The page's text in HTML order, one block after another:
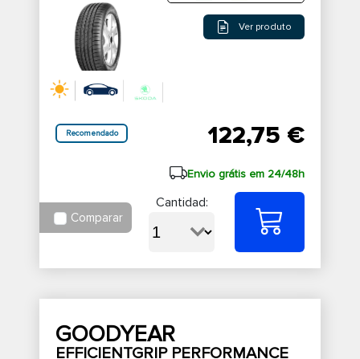
Ver produto
Recomendado 122,75 €
Envio grátis em 24/48h
Comparar
Cantidad:
GOODYEAR
EFFICIENTGRIP PERFORMANCE